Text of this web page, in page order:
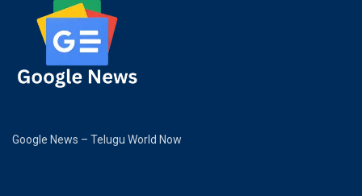
Google News – Telugu World Now